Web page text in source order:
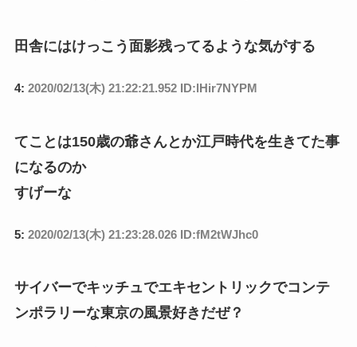
田舎にはけっこう面影残ってるような気がする
4: 2020/02/13(木) 21:22:21.952 ID:lHir7NYPM
てことは150歳の爺さんとか江戸時代を生きてた事
になるのか
すげーな
5: 2020/02/13(木) 21:23:28.026 ID:fM2tWJhc0
サイバーでキッチュでエキセントリックでコンテ
ンポラリーな東京の風景好きだぜ？